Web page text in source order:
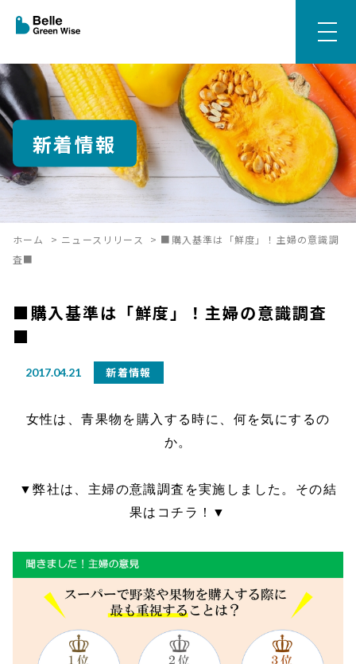
新着情報
ホーム > ニュースリリース > ■購入基準は「鮮度」！主婦の意識調
査■
■購入基準は「鮮度」！主婦の意識調査
■
2017.04.21 新着情報
女性は、青果物を購入する時に、何を気にするの
か。
▼弊社は、主婦の意識調査を実施しました。その結
果はコチラ！▼